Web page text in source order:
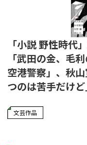
「小説 野性時
「武田の金、毛
空港警察」、秋
つのは苦手だけど
文芸作品